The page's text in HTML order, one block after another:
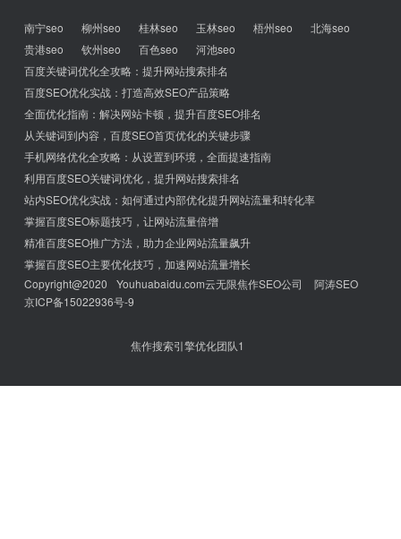
南宁seo 柳州seo 桂林seo 玉林seo 梧州seo
北海seo
贵港seo
钦州seo 百色seo
河池seo
百度关键词优化全攻略：提升网站搜索排名
百度SEO优化实战：打造高效SEO产品策略
全面优化指南：解决网站卡顿，提升百度SEO排名
从关键词到内容，百度SEO首页优化的关键步骤
手机网络优化全攻略：从设置到环境，全面提速指南
利用百度SEO关键词优化，提升网站搜索排名
站内SEO优化实战：如何通过内部优化提升网站流量和转化率
掌握百度SEO标题技巧，让网站流量倍增
精准百度SEO推广方法，助力企业网站流量飙升
掌握百度SEO主要优化技巧，加速网站流量增长
Copyright@2020
Youhuabaidu.com云无限焦作SEO公司
阿涛SEO
京ICP备15022936号-9
焦作搜索引擎优化团队1